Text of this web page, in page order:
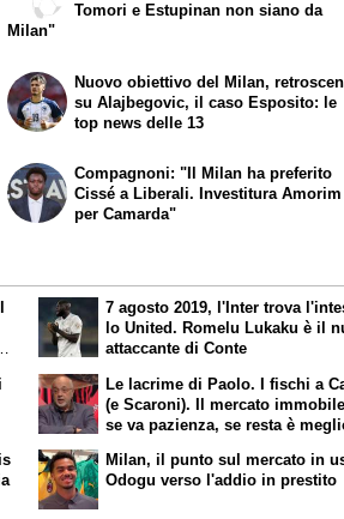
Tomori e Estupinan non siano da
Milan"
Nuovo obiettivo del Milan,
su Alajbegovic, il caso Esposito: le
top news delle 13
Compagnoni: "Il Milan ha preferito
Cissé a Liberali. Investitura Amorim
per Camarda"
7 agosto 2019, l'Inter trova
lo United. Romelu Lukaku è il
attaccante di Conte
Le lacrime di Paolo. I fischi a
(e Scaroni). Il mercato
se va pazienza, se resta è
Milan, il punto sul mercato in
Odogu verso l'addio in prestito